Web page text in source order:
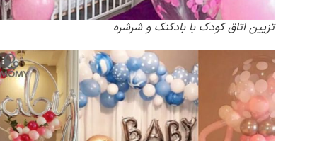
تزیین اتاق کودک با بادکنک و شرشره